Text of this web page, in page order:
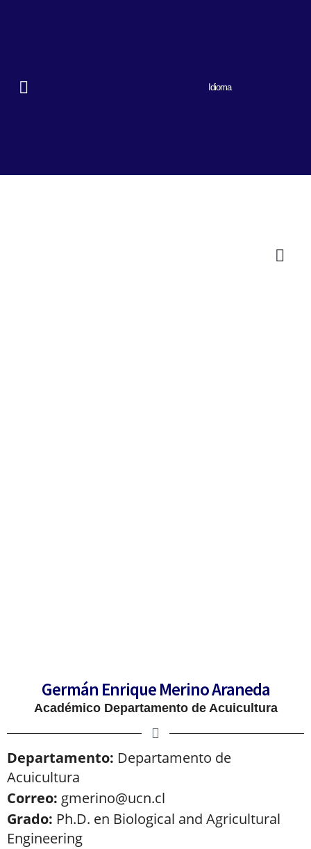
Idioma
Germán Enrique Merino Araneda
Académico Departamento de Acuicultura
Departamento: Departamento de
Acuicultura
Correo: gmerino@ucn.cl
Grado: Ph.D. en Biological and Agricultural
Engineering